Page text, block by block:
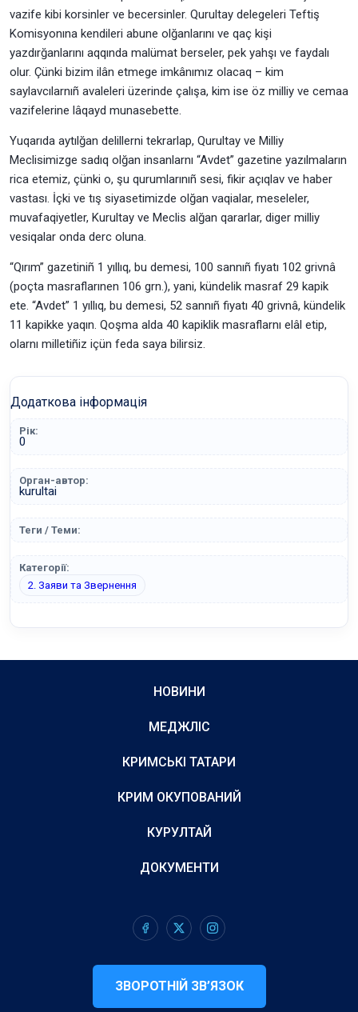
vazife kibi korsinler ve becersinler. Qurultay delegeleri Teftiş
Komisyonına kendileri abune olğanlarını ve qaç kişi
yazdırğanlarını aqqında malümat berseler, pek yahşı ve faydalı
olur. Çünki bizim ilân etmege imkânımız olacaq – kim
saylavcılarnıñ avaleleri üzerinde çalışa, kim ise öz milliy ve cemaa
vazifelerine lâqayd munasebette.
Yuqarıda aytılğan delillerni tekrarlap, Qurultay ve Milliy
Meclisimizge sadıq olğan insanlarnı “Avdet” gazetine yazılmaların
rica etemiz, çünki o, şu qurumlarınıñ sesi, fikir açıqlav ve haber
vastası. İçki ve tış siyasetimizde olğan vaqialar, meseleler,
muvafaqiyetler, Kurultay ve Meclis alğan qararlar, diger milliy
vesiqalar onda derc oluna.
“Qırım” gazetiniñ 1 yıllıq, bu demesi, 100 sannıñ fiyatı 102 grivnâ
(poçta masraflarınen 106 grn.), yani, kündelik masraf 29 kapik
ete. “Avdet” 1 yıllıq, bu demesi, 52 sannıñ fiyatı 40 grivnâ, kündelik
11 kapikke yaqın. Qoşma alda 40 kapiklik masraflarnı elâl etip,
olarnı milletiñiz içün feda saya bilirsiz.
Додаткова інформація
Рік:
0
Орган-автор:
kurultai
Теги / Теми:
Категорії:
2. Заяви та Звернення
НОВИНИ
МЕДЖЛІС
КРИМСЬКІ ТАТАРИ
КРИМ ОКУПОВАНИЙ
КУРУЛТАЙ
ДОКУМЕНТИ
ЗВОРОТНІЙ ЗВ’ЯЗОК